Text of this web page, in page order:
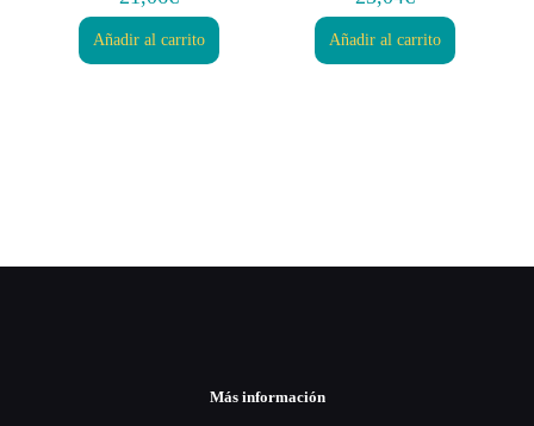
Añadir al carrito Añadir al carrito
Más información